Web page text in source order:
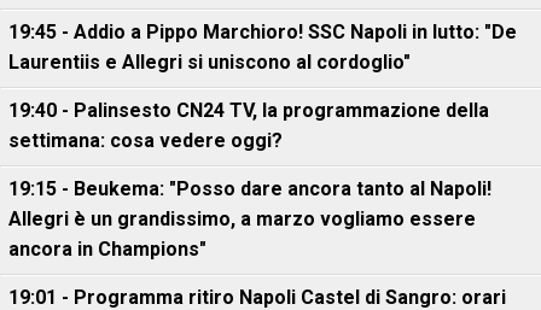
19:45 - Addio a Pippo Marchioro! SSC Napoli in lutto: "De
Laurentiis e Allegri si uniscono al cordoglio"
19:40 - Palinsesto CN24 TV, la programmazione della
settimana: cosa vedere oggi?
19:15 - Beukema: "Posso dare ancora tanto al Napoli!
Allegri è un grandissimo, a marzo vogliamo essere
ancora in Champions"
19:01 - Programma ritiro Napoli Castel di Sangro: orari